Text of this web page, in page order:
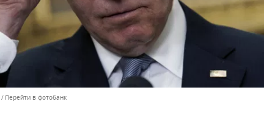
Перейти в фотобанк